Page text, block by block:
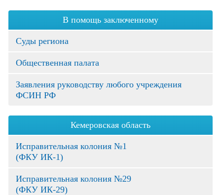
В помощь заключенному
Суды региона
Общественная палата
Заявления руководству любого учреждения
ФСИН РФ
Кемеровская область
Исправительная колония №1
(ФКУ ИК-1)
Исправительная колония №29
(ФКУ ИК-29)